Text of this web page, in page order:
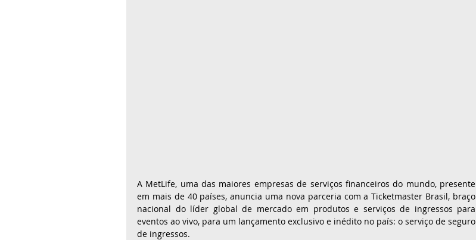
A MetLife, uma das maiores empresas de serviços financeiros do mundo, presente
em mais de 40 países, anuncia uma nova parceria com a Ticketmaster Brasil, braço
nacional do líder global de mercado em produtos e serviços de ingressos para
eventos ao vivo, para um lançamento exclusivo e inédito no país: o serviço de seguro
de ingressos.